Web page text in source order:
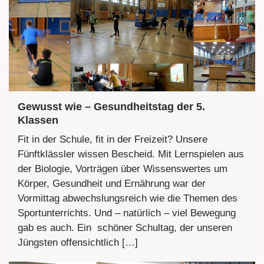
Gewusst wie – Gesundheitstag der 5.
Klassen
Fit in der Schule, fit in der Freizeit? Unsere
Fünftklässler wissen Bescheid. Mit Lernspielen aus
der Biologie, Vorträgen über Wissenswertes um
Körper, Gesundheit und Ernährung war der
Vormittag abwechslungsreich wie die Themen des
Sportunterrichts. Und – natürlich – viel Bewegung
gab es auch. Ein schöner Schultag, der unseren
Jüngsten offensichtlich […]